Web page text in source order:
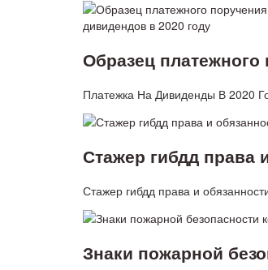
Образец
Платежка На Дивиденды В 2020
Стажер гибдд права
Стажер гибдд права и
Знаки пожарной